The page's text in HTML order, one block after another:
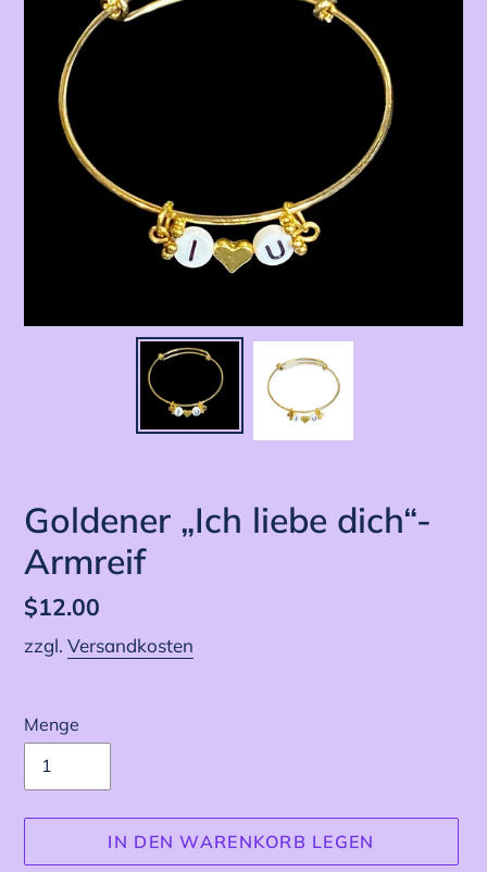
Goldener „Ich liebe dich“-
Armreif
Normaler
Preis
$12.00
zzgl. Versandkosten
Menge
IN DEN WARENKORB LEGEN